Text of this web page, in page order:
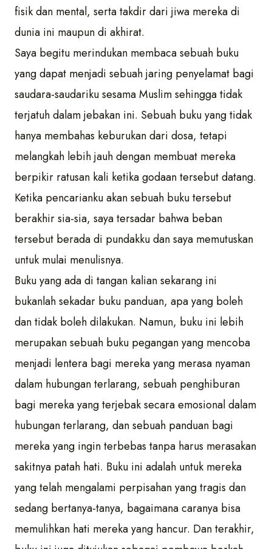
fisik dan mental, serta takdir dari jiwa mereka di
dunia ini maupun di akhirat.
Saya begitu merindukan membaca sebuah buku
yang dapat menjadi sebuah jaring penyelamat bagi
saudara-saudariku sesama Muslim sehingga tidak
terjatuh dalam jebakan ini. Sebuah buku yang tidak
hanya membahas keburukan dari dosa, tetapi
melangkah lebih jauh dengan membuat mereka
berpikir ratusan kali ketika godaan tersebut datang.
Ketika pencarianku akan sebuah buku tersebut
berakhir sia-sia, saya tersadar bahwa beban
tersebut berada di pundakku dan saya memutuskan
untuk mulai menulisnya.
Buku yang ada di tangan kalian sekarang ini
bukanlah sekadar buku panduan, apa yang boleh
dan tidak boleh dilakukan. Namun, buku ini lebih
merupakan sebuah buku pegangan yang mencoba
menjadi lentera bagi mereka yang merasa nyaman
dalam hubungan terlarang, sebuah penghiburan
bagi mereka yang terjebak secara emosional dalam
hubungan terlarang, dan sebuah panduan bagi
mereka yang ingin terbebas tanpa harus merasakan
sakitnya patah hati. Buku ini adalah untuk mereka
yang telah mengalami perpisahan yang tragis dan
sedang bertanya-tanya, bagaimana caranya bisa
memulihkan hati mereka yang hancur. Dan terakhir,